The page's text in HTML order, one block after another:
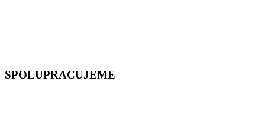
SPOLUPRACUJEME